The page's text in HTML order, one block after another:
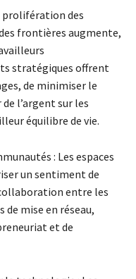
prolifération des
frontières augmente,
stratégiques offrent
de minimiser le
l’argent sur les
équilibre de vie.
: Les espaces
un sentiment de
entre les
de mise en réseau,
et de